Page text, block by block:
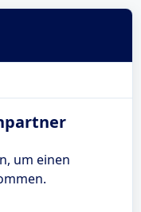
um einen